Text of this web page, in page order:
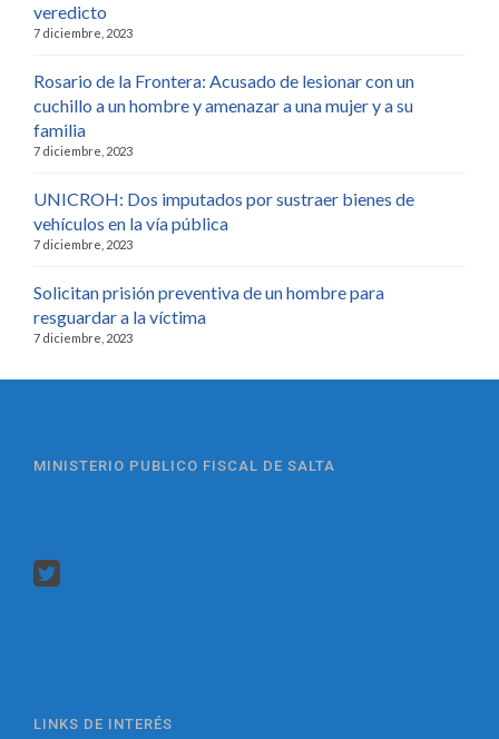
veredicto
7 diciembre, 2023
Rosario de la Frontera: Acusado de lesionar con un
cuchillo a un hombre y amenazar a una mujer y a su
familia
7 diciembre, 2023
UNICROH: Dos imputados por sustraer bienes de
vehículos en la vía pública
7 diciembre, 2023
Solicitan prisión preventiva de un hombre para
resguardar a la víctima
7 diciembre, 2023
MINISTERIO PUBLICO FISCAL DE SALTA
LINKS DE INTERÉS